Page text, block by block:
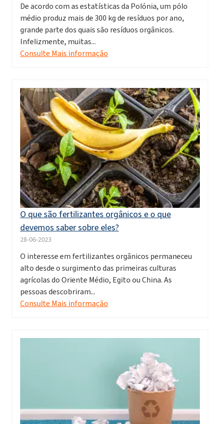
De acordo com as estatísticas da Polónia, um pólo
médio produz mais de 300 kg de resíduos por ano,
grande parte dos quais são resíduos orgânicos.
Infelizmente, muitas...
Consulte Mais informação
O que são fertilizantes orgânicos e o que
devemos saber sobre eles?
28-06-2023
O interesse em fertilizantes orgânicos permaneceu
alto desde o surgimento das primeiras culturas
agrícolas do Oriente Médio, Egito ou China. As
pessoas descobriram...
Consulte Mais informação